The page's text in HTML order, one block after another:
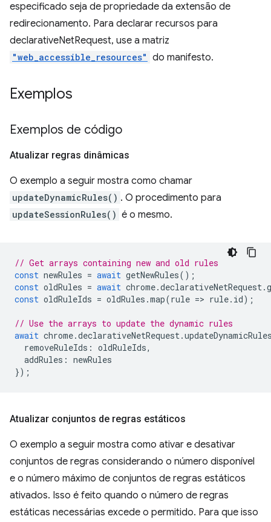
especificado seja de propriedade da extensão de
redirecionamento. Para declarar recursos para
declarativeNetRequest, use a matriz
"web_accessible_resources" do manifesto.
Exemplos
Exemplos de código
Atualizar regras dinâmicas
O exemplo a seguir mostra como chamar
updateDynamicRules() . O procedimento para
updateSessionRules() é o mesmo.
// Get arrays containing new and old rules
const newRules = await getNewRules();
const oldRules = await chrome.declarativeNetRequest.
const oldRuleIds = oldRules .map(rule => rule. id);
// Use the arrays to update the dynamic rules
await chrome.declarativeNetRequest.
removeRuleIds : oldRuleIds,
addRules : newRules
});
Atualizar conjuntos de regras estáticos
O exemplo a seguir mostra como ativar e desativar
conjuntos de regras considerando o número disponível
e o número máximo de conjuntos de regras estáticos
ativados. Isso é feito quando o número de regras
estáticas necessárias excede o permitido. Para que isso